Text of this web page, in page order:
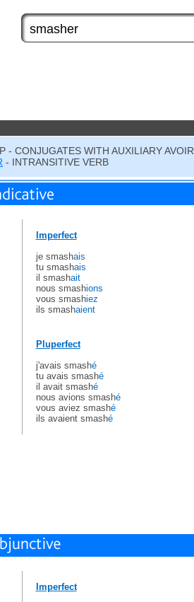
- CONJUGATES WITH AUXILIARY AVOIR
- INTRANSITIVE VERB
Imperfect
je smashais
tu smashais
il smashait
nous smashions
vous smashiez
ils smashaient
Pluperfect
j'avais smashé
tu avais smashé
il avait smashé
nous avions smashé
vous aviez smashé
ils avaient smashé
Imperfect